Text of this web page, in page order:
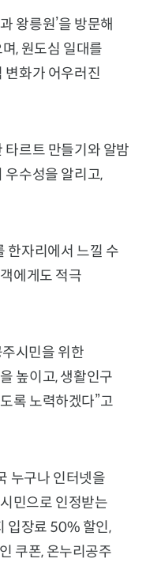
왕릉원’을 방문해
, 원도심 일대를
변화가 어우러진
타르트 만들기와 알밤
우수성을 알리고,
한자리에서 느낄 수
에게도 적극
시민을 위한
높이고, 생활인구
록 노력하겠다”고
누구나 인터넷을
민으로 인정받는
입장료 50% 할인,
쿠폰, 온누리공주